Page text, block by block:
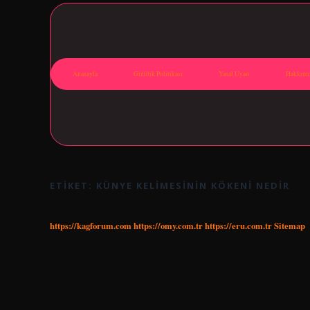
Anasayfa Gizlilik Politikası Yasal Uyarı
ETIKET: KÜNYE KELIMESININ KÖKENI NEDIR
https://kagforum.comhttps://omy.com.trhttps://eru.com.trSitemap